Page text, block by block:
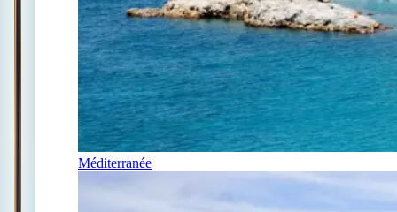
Méditerranée